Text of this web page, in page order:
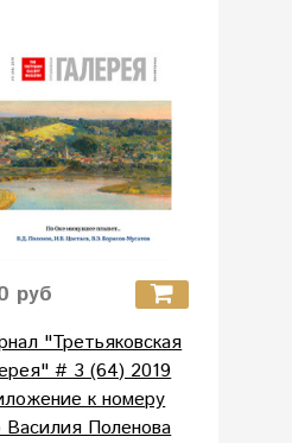
руб
"Третьяковская
# 3 (64) 2019
к номеру
Василия Поленова